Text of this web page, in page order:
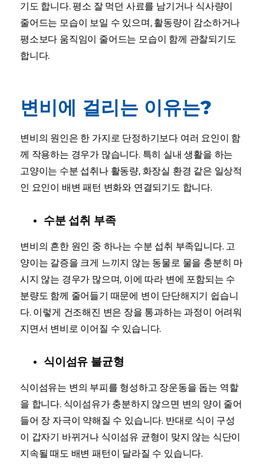
기도 합니다. 평소 잘 먹던 사료를 남기거나 식사량이
줄어드는 모습이 보일 수 있으며, 활동량이 감소하거나
평소보다 움직임이 줄어드는 모습이 함께 관찰되기도
합니다.
변비에 걸리는 이유는?
변비의 원인은 한 가지로 단정하기보다 여러 요인이 함
께 작용하는 경우가 많습니다. 특히 실내 생활을 하는
고양이는 수분 섭취나 활동량, 화장실 환경 같은 일상적
인 요인이 배변 패턴 변화와 연결되기도 합니다.
수분 섭취 부족
변비의 흔한 원인 중 하나는 수분 섭취 부족입니다. 고
양이는 갈증을 크게 느끼지 않는 동물로 물을 충분히 마
시지 않는 경우가 많으며, 이에 따라 변에 포함되는 수
분량도 함께 줄어들기 때문에 변이 단단해지기 쉽습니
다. 이렇게 건조해진 변은 장을 통과하는 과정이 어려워
지면서 변비로 이어질 수 있습니다.
식이섬유 불균형
식이섬유는 변의 부피를 형성하고 장운동을 돕는 역할
을 합니다. 식이섬유가 충분하지 않으면 변의 양이 줄어
들어 장 자극이 약해질 수 있습니다. 반대로 식이 구성
이 갑자기 바뀌거나 식이섬유 균형이 맞지 않는 식단이
지속될 때도 배변 패턴이 달라질 수 있습니다.